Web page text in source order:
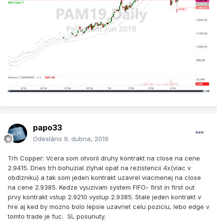
papo33
Odesláno 9. dubna, 2019
Trh Copper: Vcera som otvoril druhy kontrakt na close na cene
2.9415. Dnes trh bohuzial zlyhal opat na rezistencii 4x(viac v
obdlzniku) a tak som jeden kontrakt uzavrel viacmenej na close
na cene 2.9385. Kedze vyuzivam system FIFO- first in first out
prvy kontrakt vstup 2.9210 vystup 2.9385. Stale jeden kontrakt v
hre aj ked by mozno bolo lepsie uzavriet celu poziciu, lebo edge v
tomto trade je fuc. SL posunuty.